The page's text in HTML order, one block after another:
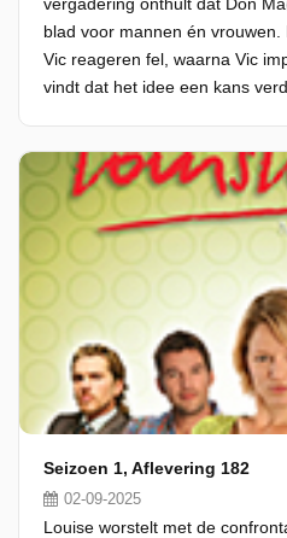
blad voor mannen én
Vic reageren fel, waarna Vic
vindt dat het idee een kans
Seizoen 1, Aflevering 182
02-09-2025
Louise worstelt met de